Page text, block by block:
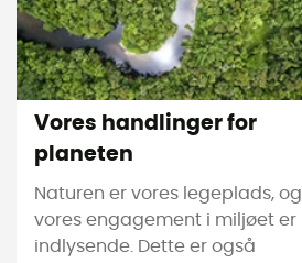
Vores handlinger for
planeten
Naturen er vores legeplads, og
vores engagement i miljøet er
indlysende. Dette er også